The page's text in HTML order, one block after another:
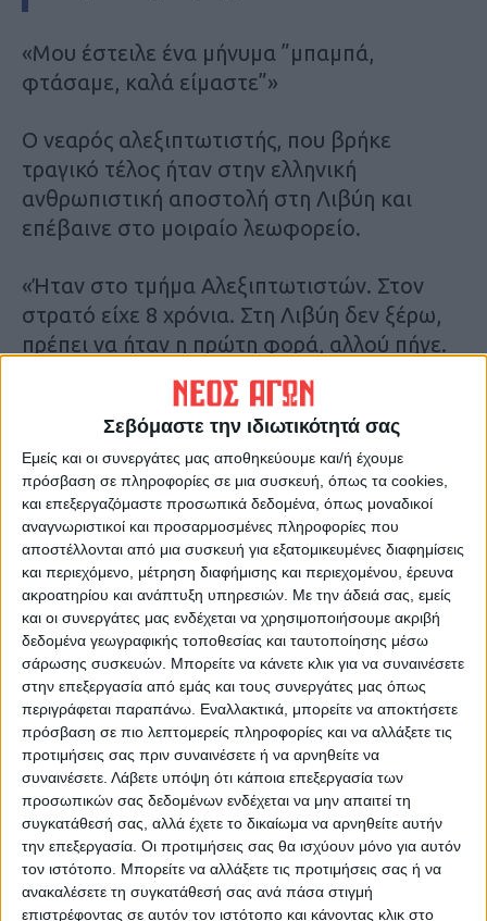
Σεβόμαστε την ιδιωτικότητά σας
Εμείς και οι συνεργάτες μας αποθηκεύουμε και/ή έχουμε
πρόσβαση σε πληροφορίες σε μια συσκευή, όπως τα cookies,
και επεξεργαζόμαστε προσωπικά δεδομένα, όπως μοναδικοί
αναγνωριστικοί και προσαρμοσμένες πληροφορίες που
αποστέλλονται από μια συσκευή για εξατομικευμένες διαφημίσεις
και περιεχόμενο, μέτρηση διαφήμισης και περιεχομένου, έρευνα
ακροατηρίου και ανάπτυξη υπηρεσιών. Με την άδειά σας, εμείς
και οι συνεργάτες μας ενδέχεται να χρησιμοποιήσουμε ακριβή
δεδομένα γεωγραφικής τοποθεσίας και ταυτοποίησης μέσω
σάρωσης συσκευών. Μπορείτε να κάνετε κλικ για να συναινέσετε
στην επεξεργασία από εμάς και τους συνεργάτες μας όπως
περιγράφεται παραπάνω. Εναλλακτικά, μπορείτε να αποκτήσετε
πρόσβαση σε πιο λεπτομερείς πληροφορίες και να αλλάξετε τις
προτιμήσεις σας πριν συναινέσετε ή να αρνηθείτε να
συναινέσετε. Λάβετε υπόψη ότι κάποια επεξεργασία των
προσωπικών σας δεδομένων ενδέχεται να μην απαιτεί τη
συγκατάθεσή σας, αλλά έχετε το δικαίωμα να αρνηθείτε αυτήν
την επεξεργασία. Οι προτιμήσεις σας θα ισχύουν μόνο για αυτόν
τον ιστότοπο. Μπορείτε να αλλάξετε τις προτιμήσεις σας ή να
ανακαλέσετε τη συγκατάθεσή σας ανά πάσα στιγμή
επιστρέφοντας σε αυτόν τον ιστότοπο και κάνοντας κλικ στο
«Μου έστειλε ένα μήνυμα ”μπαμπά,
φτάσαμε, καλά είμαστε”»
Ο νεαρός αλεξιπτωτιστής, που βρήκε
τραγικό τέλος ήταν στην ελληνική
ανθρωπιστική αποστολή στη Λιβύη και
επέβαινε στο μοιραίο λεωφορείο.
«Ήταν στο τμήμα Αλεξιπτωτιστών. Στον
στρατό είχε 8 χρόνια. Στη Λιβύη δεν ξέρω,
πρέπει να ήταν η πρώτη φορά, αλλού πήγε.
κράτη» δήλωσε ο πατέρας του άτυχου
Ο πατέρας του 27χρονου αποκάλυψε πως ο
γιος του του έστειλε ένα μήνυμα μόλις
έφτασαν στην Λιβύη. Τίποτα όμως δεν
προμήνυε την τραγωδία που θα
σημειωνόταν στη συνέχεια.
«Χθες το μεσημέρι, μία η ώρα, μου έστειλε
ένα μήνυμα, γιατί δεν έχουν τηλέφωνα. Μου
έστειλε ένα μήνυμα ”μπαμπά, φτάσαμε,
καλά είμαστε”. Από εκεί και πέρα καμία
επικοινωνία. 27 χρονών ήταν παντρεμένος.
Τι άλλο να σας πω; Δεν υπάρχει άλλο κάτι».
Τελευταίες Ειδήσεις Σήμερα